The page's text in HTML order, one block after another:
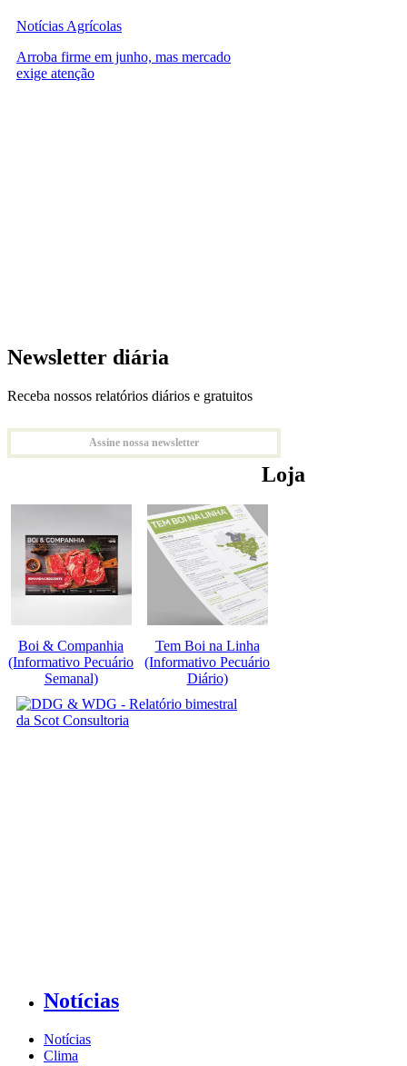
Notícias Agrícolas
Arroba firme em junho, mas mercado
exige atenção
Newsletter diária
Receba nossos relatórios diários e gratuitos
Assine nossa newsletter
Loja
Boi & Companhia
(Informativo Pecuário
Semanal)
Tem Boi na Linha
(Informativo Pecuário
Diário)
Notícias
Notícias
Clima